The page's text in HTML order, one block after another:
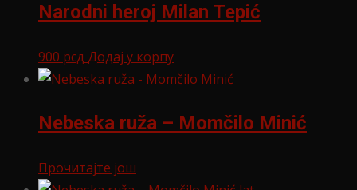
Narodni heroj Milan Tepić
900 рсд Додај у корпу
Nebeska ruža – Momčilo Minić
Прочитајте још